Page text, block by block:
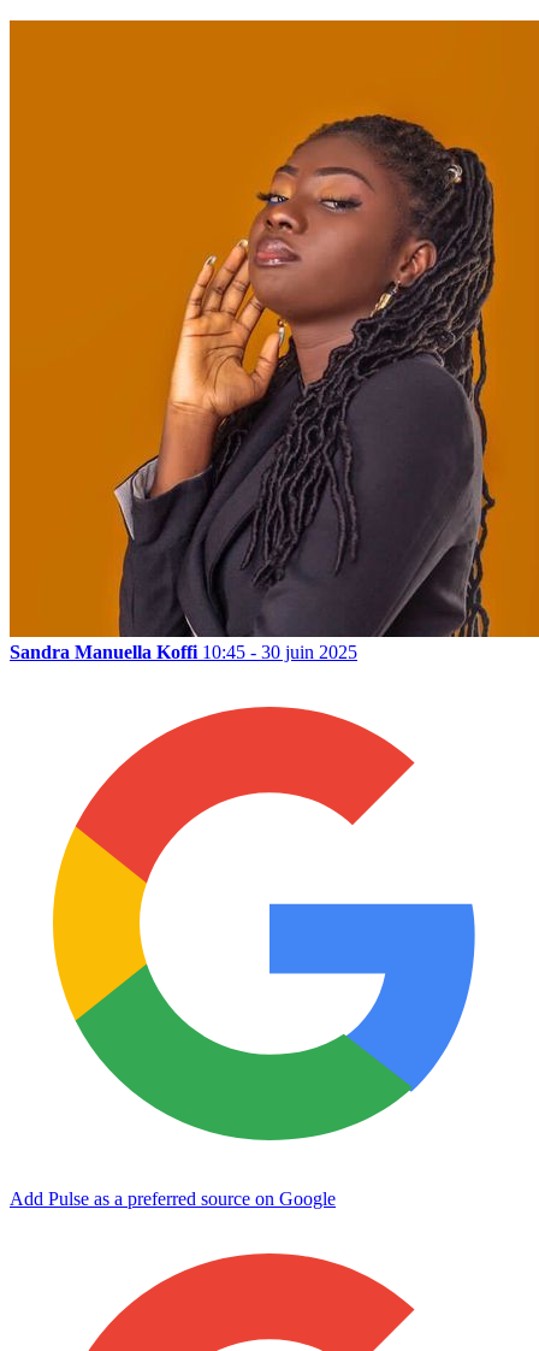
Sandra Manuella Koffi 10:45 - 30 juin 2025
Add Pulse as a preferred source on Google